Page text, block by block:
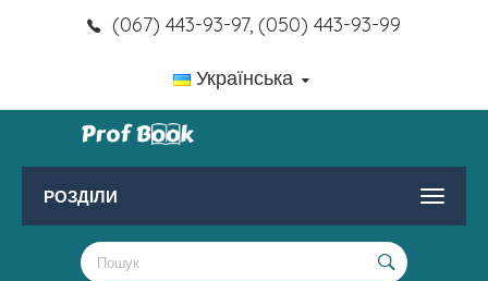
(067) 443-93-97, (050) 443-93-99
Українська
РОЗДІЛИ